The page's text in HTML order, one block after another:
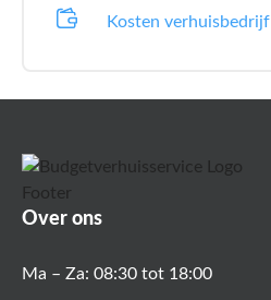
Kosten verhuisbedrijf
Over ons
Ma – Za: 08:30 tot 18:00